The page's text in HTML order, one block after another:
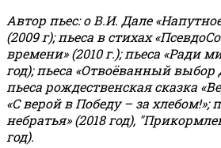
Автор пьес: о В.И. Дале
(2009 г); пьеса в стихах
времени» (2010 г.); пьеса «Ради
год); пьеса «Отвоёванный выбор
пьеса рождественская сказка
«С верой в Победу – за хлебом!»;
небратья» (2018 год),
год).